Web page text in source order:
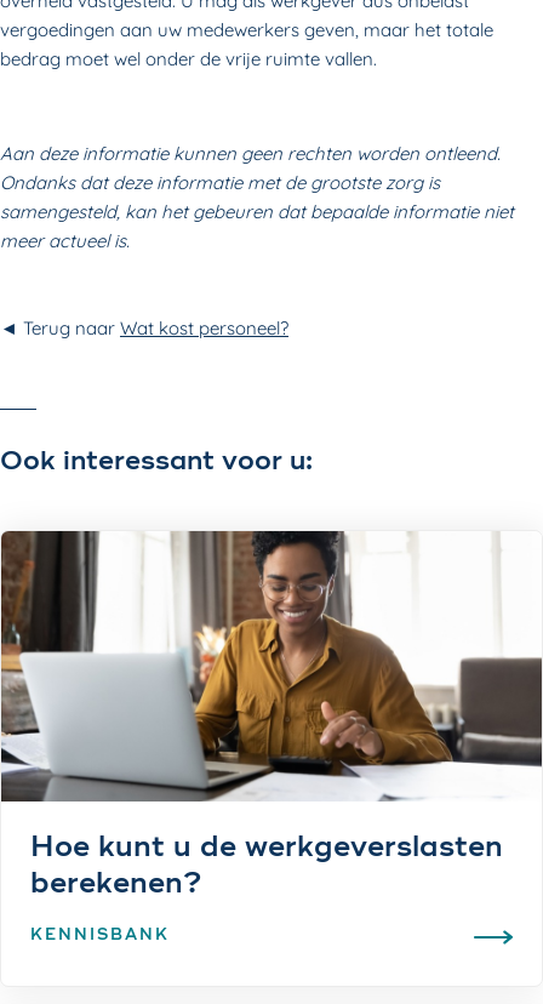
vergoedingen aan uw medewerkers geven, maar het totale
bedrag moet wel onder de vrije ruimte vallen.
Aan deze informatie kunnen geen rechten worden ontleend.
Ondanks dat deze informatie met de grootste zorg is
samengesteld, kan het gebeuren dat bepaalde informatie niet
meer actueel is.
◄ Terug naar Wat kost personeel?
Ook interessant voor u:
Hoe kunt u de werkgeverslasten
berekenen?
KENNISBANK